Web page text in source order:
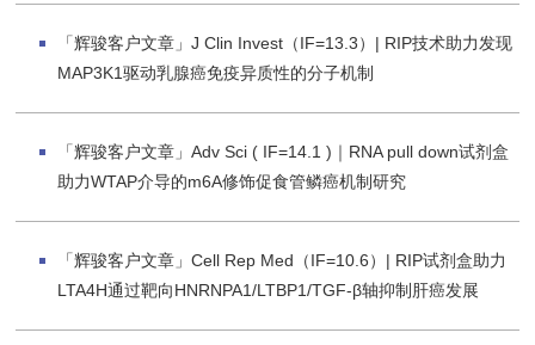
「辉骏客户文章」J Clin Invest（IF=13.3）| RIP技术助力发现
MAP3K1驱动乳腺癌免疫异质性的分子机制
「辉骏客户文章」Adv Sci ( IF=14.1 )｜RNA pull down试剂盒
助力WTAP介导的m6A修饰促食管鳞癌机制研究
「辉骏客户文章」Cell Rep Med（IF=10.6）| RIP试剂盒助力
LTA4H通过靶向HNRNPA1/LTBP1/TGF-β轴抑制肝癌发展